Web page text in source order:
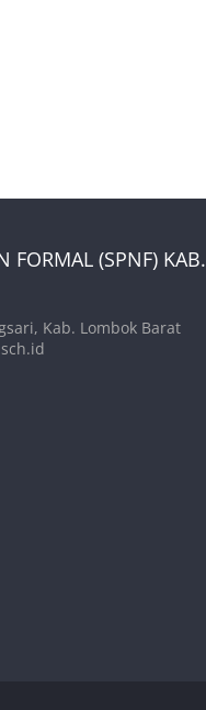
FORMAL (SPNF) KAB.
Kab. Lombok Barat